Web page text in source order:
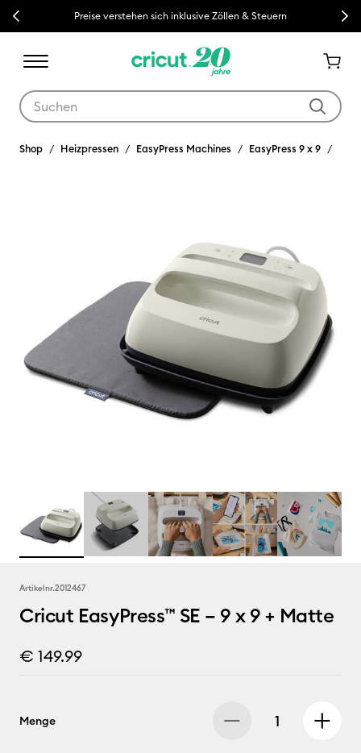
Previous Preise verstehen sich inklusive Zöllen & Steuern Next
Shop Heizpressen EasyPress Machines EasyPress 9 x 9
Artikelnr.2012467
Cricut EasyPress™ SE – 9 x 9 + Matte
€ 149.99
Menge